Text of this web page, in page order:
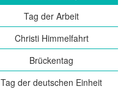
Tag der Arbeit
Christi Himmelfahrt
Brückentag
Tag der deutschen Einheit